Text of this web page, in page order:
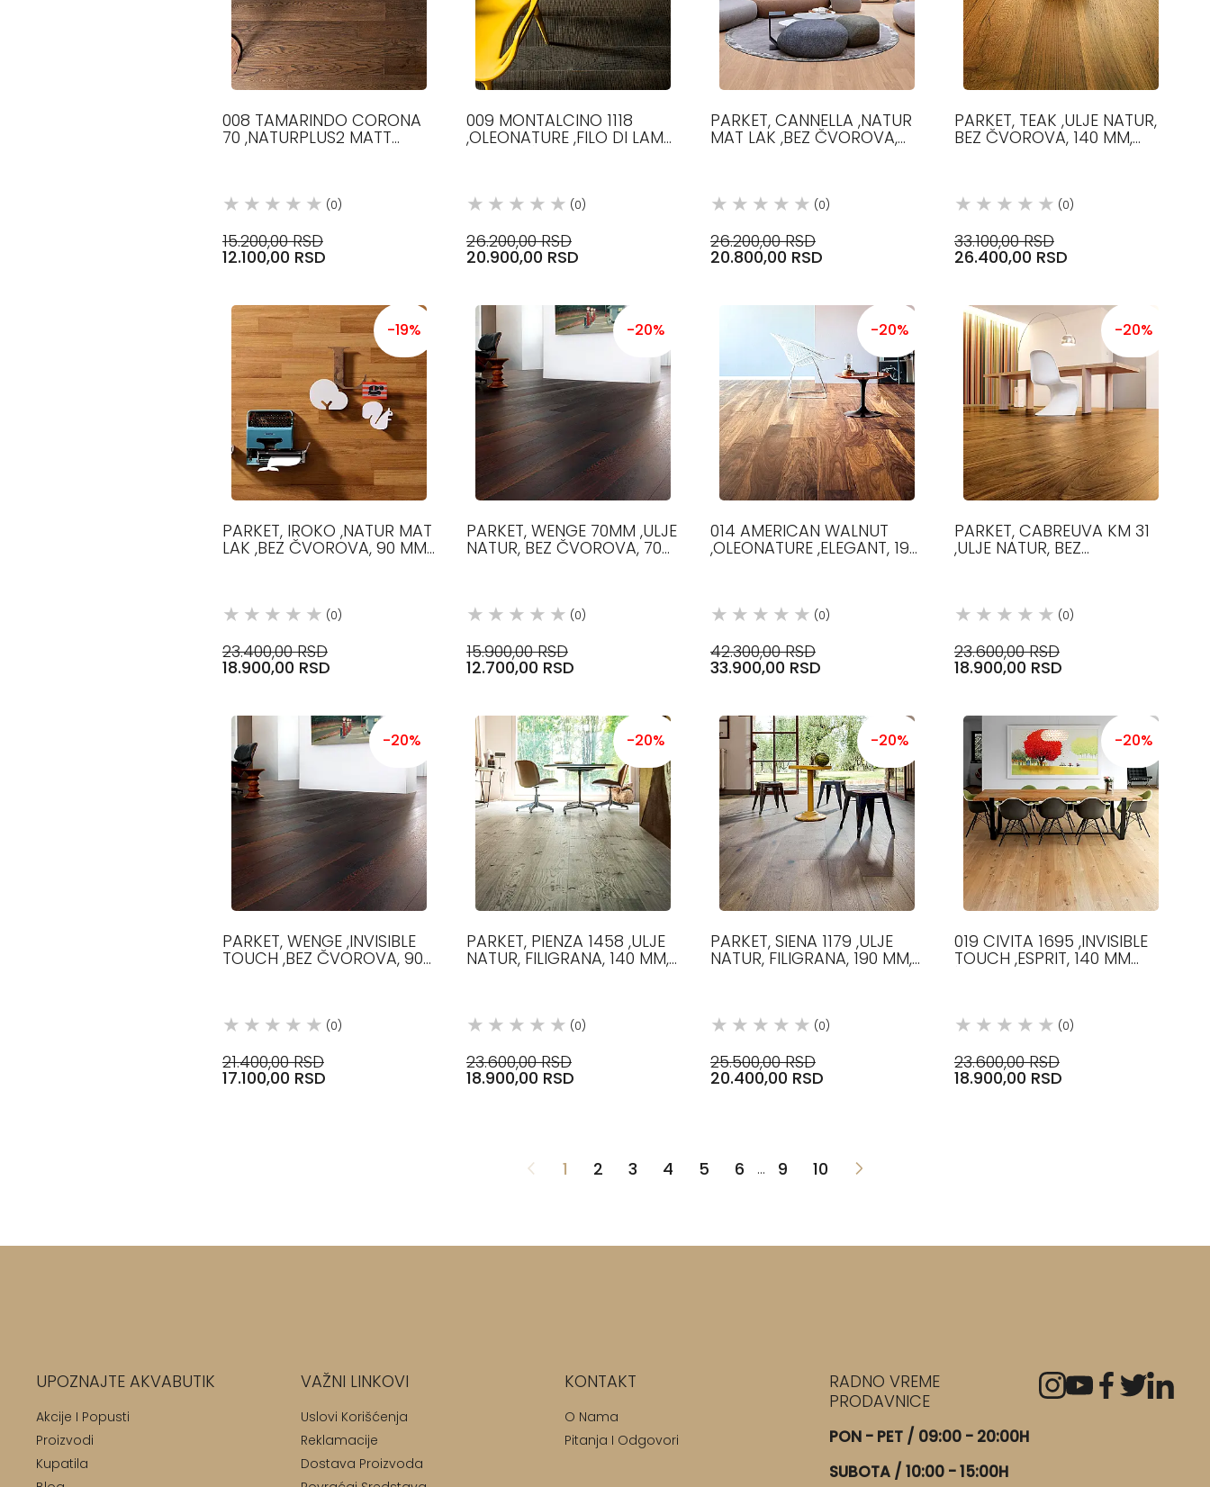
008 TAMARINDO CORONA
70 ,NATURPLUS2 MATT
(0)
15.200,00 RSD
12.100,00 RSD
009 MONTALCINO 1118
,OLEONATURE ,FILO DI LAMA,
(0)
26.200,00 RSD
20.900,00 RSD
PARKET, CANNELLA ,NATUR
MAT LAK ,BEZ ČVOROVA,
(0)
26.200,00 RSD
20.800,00 RSD
PARKET, TEAK ,ULJE NATUR,
BEZ ČVOROVA, 140 MM,
(0)
33.100,00 RSD
26.400,00 RSD
-19%
PARKET, IROKO ,NATUR MAT
LAK ,BEZ ČVOROVA, 90 MM,
(0)
23.400,00 RSD
18.900,00 RSD
-20%
PARKET, WENGE 70MM ,ULJE
NATUR, BEZ ČVOROVA, 70
(0)
15.900,00 RSD
12.700,00 RSD
-20%
014 AMERICAN WALNUT
,OLEONATURE ,ELEGANT, 190
(0)
42.300,00 RSD
33.900,00 RSD
-20%
PARKET, CABREUVA KM 31
,ULJE NATUR, BEZ
(0)
23.600,00 RSD
18.900,00 RSD
-20%
PARKET, WENGE ,INVISIBLE
TOUCH ,BEZ ČVOROVA, 90
(0)
21.400,00 RSD
17.100,00 RSD
-20%
PARKET, PIENZA 1458 ,ULJE
NATUR, FILIGRANA, 140 MM,
(0)
23.600,00 RSD
18.900,00 RSD
-20%
PARKET, SIENA 1179 ,ULJE
NATUR, FILIGRANA, 190 MM,
(0)
25.500,00 RSD
20.400,00 RSD
-20%
019 CIVITA 1695 ,INVISIBLE
TOUCH ,ESPRIT, 140 MM
(0)
23.600,00 RSD
18.900,00 RSD
1 2 3 4 5 6 ... 9 10
UPOZNAJTE AKVABUTIK
Akcije I Popusti
Proizvodi
Kupatila
VAŽNI LINKOVI
Uslovi Korišćenja
Reklamacije
Dostava Proizvoda
KONTAKT
O Nama
Pitanja I Odgovori
RADNO VREME
PRODAVNICE
PON - PET / 09:00 - 20:00H
SUBOTA / 10:00 - 15:00H